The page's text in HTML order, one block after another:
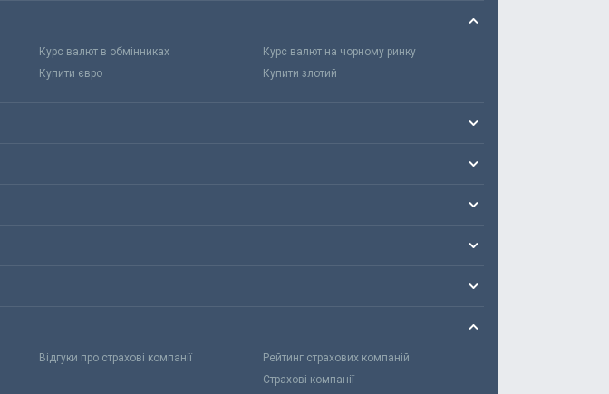
Курс валют в обмінниках
Курс валют на чорному ринку
Купити євро Купити злотий
Відгуки про страхові компанії
Рейтинг страхових компаній
Страхові компанії